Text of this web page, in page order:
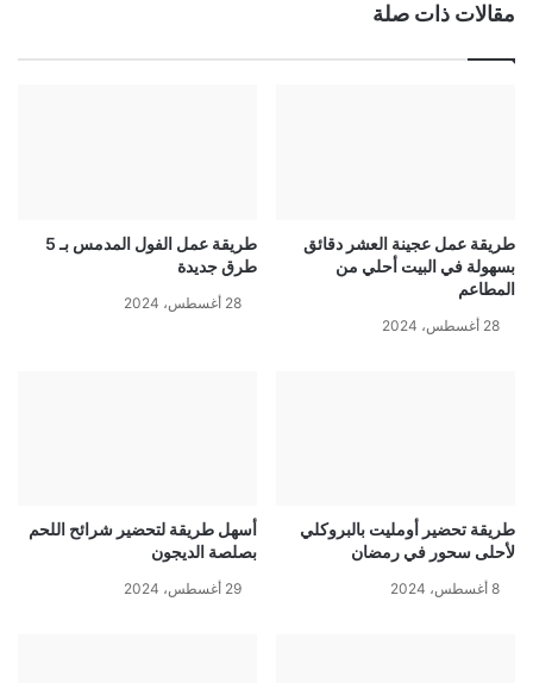
مقالات ذات صلة
طريقة عمل عجينة العشر دقائق
بسهولة في البيت أحلي من
المطاعم
28 أغسطس، 2024
طريقة عمل الفول المدمس بـ 5
طرق جديدة
28 أغسطس، 2024
طريقة تحضير أومليت بالبروكلي
لأحلى سحور في رمضان
8 أغسطس، 2024
أسهل طريقة لتحضير شرائح اللحم
بصلصة الديجون
29 أغسطس، 2024